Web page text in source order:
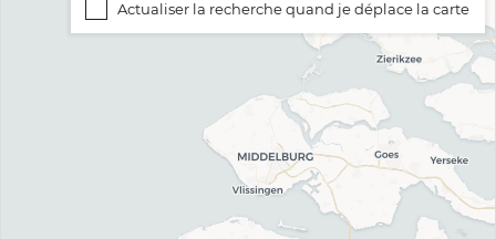
Actualiser la recherche quand je déplace la carte